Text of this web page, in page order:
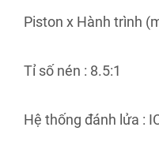
Piston x Hành trình
Tỉ số nén : 8.5:1
Hệ thống đánh lửa :